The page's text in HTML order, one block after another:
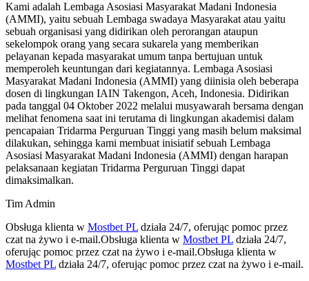
Kami adalah Lembaga Asosiasi Masyarakat Madani Indonesia
(AMMI), yaitu sebuah Lembaga swadaya Masyarakat atau yaitu
sebuah organisasi yang didirikan oleh perorangan ataupun
sekelompok orang yang secara sukarela yang memberikan
pelayanan kepada masyarakat umum tanpa bertujuan untuk
memperoleh keuntungan dari kegiatannya. Lembaga Asosiasi
Masyarakat Madani Indonesia (AMMI) yang diinisia oleh beberapa
dosen di lingkungan IAIN Takengon, Aceh, Indonesia. Didirikan
pada tanggal 04 Oktober 2022 melalui musyawarah bersama dengan
melihat fenomena saat ini terutama di lingkungan akademisi dalam
pencapaian Tridarma Perguruan Tinggi yang masih belum maksimal
dilakukan, sehingga kami membuat inisiatif sebuah Lembaga
Asosiasi Masyarakat Madani Indonesia (AMMI) dengan harapan
pelaksanaan kegiatan Tridarma Perguruan Tinggi dapat
dimaksimalkan.
Tim Admin
Obsługa klienta w Mostbet PL działa 24/7, oferując pomoc przez
czat na żywo i e-mail.Obsługa klienta w Mostbet PL działa 24/7,
oferując pomoc przez czat na żywo i e-mail.Obsługa klienta w
Mostbet PL działa 24/7, oferując pomoc przez czat na żywo i e-mail.